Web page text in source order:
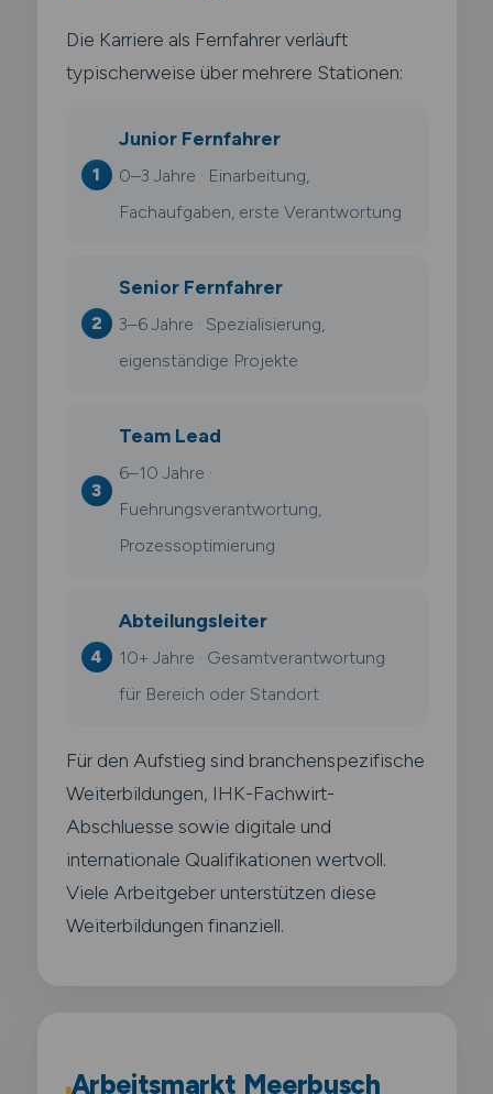
Die Karriere als Fernfahrer verläuft
typischerweise über mehrere Stationen:
Junior Fernfahrer
0–3 Jahre · Einarbeitung,
Fachaufgaben, erste Verantwortung
Senior Fernfahrer
3–6 Jahre · Spezialisierung,
eigenständige Projekte
Team Lead
6–10 Jahre ·
Fuehrungsverantwortung,
Prozessoptimierung
Abteilungsleiter
10+ Jahre · Gesamtverantwortung
für Bereich oder Standort
Für den Aufstieg sind branchenspezifische
Weiterbildungen, IHK-Fachwirt-
Abschluesse sowie digitale und
internationale Qualifikationen wertvoll.
Viele Arbeitgeber unterstützen diese
Weiterbildungen finanziell.
Arbeitsmarkt Meerbusch